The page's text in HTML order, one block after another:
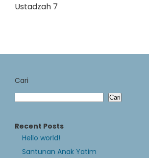
Ustadzah 7
Cari
Cari
Recent Posts
Hello world!
Santunan Anak Yatim